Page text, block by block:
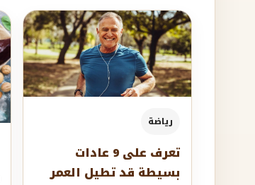
رياضة
تعرف على 9 عادات
بسيطة قد تطيل العمر